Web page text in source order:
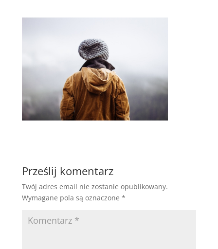
Prześlij komentarz
Twój adres email nie zostanie opublikowany.
Wymagane pola są oznaczone *